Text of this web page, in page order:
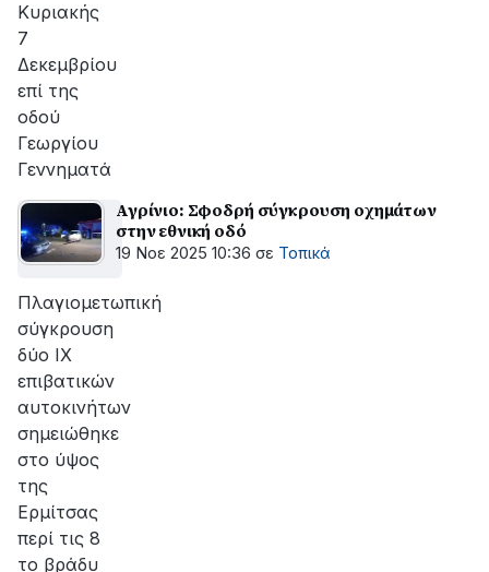
Κυριακής
7
Δεκεμβρίου
επί της
οδού
Γεωργίου
Γεννηματά
Αγρίνιο: Σφοδρή σύγκρουση οχημάτων
στην εθνική οδό
19 Νοε 2025 10:36 σε Τοπικά
Πλαγιομετωπική
σύγκρουση
δύο ΙΧ
επιβατικών
αυτοκινήτων
σημειώθηκε
στο ύψος
της
Ερμίτσας
περί τις 8
το βράδυ